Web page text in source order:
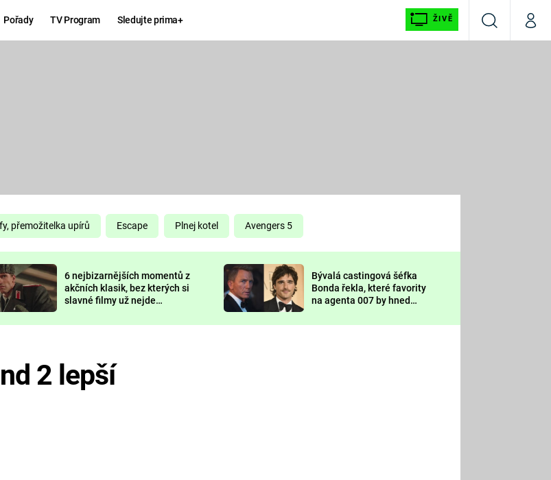
Pořady TV Program Sledujte prima+ ŽIVĚ
VyhledáváníMůj
DELIVERANCE
KOMEDIE
CHUCK
NORRIS
DEADPOOL
Prima LAJK
Sledujte nás
přemožitelka upírů Escape Plnej kotel Avengers 5
6 nejbizarnějších momentů z
akčních klasik, bez kterých si
slavné filmy už nejde
Bývalá castingová šéfka
Bonda řekla, které favority
na agenta 007 by hned
2 lepší